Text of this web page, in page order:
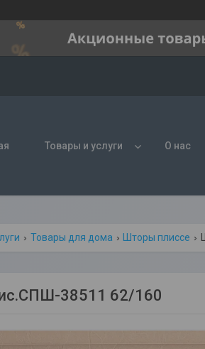
Товары и услуги О нас
Товары для дома Шторы плиссе
38511 62/160